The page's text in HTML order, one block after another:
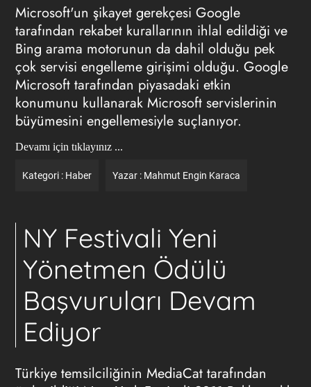
Microsoft'un şikayet gerekçesi Google
tarafından rekabet kurallarının ihlal edildiği ve
Bing arama motorunun da dahil olduğu pek
çok servisi engelleme girişimi olduğu. Google
Microsoft tarafından piyasadaki etkin
konumunu kullanarak Microsoft servislerinin
büyümesini engellemesiyle suçlanıyor.
Devamı için tıklayınız ...
Kategori : Haber Yazar : Mahmut Engin Karaca
NY Festivali Yeni
Yönetmen Ödülü
Başvuruları Devam
Ediyor
Türkiye temsilciliğinin MediaCat tarafından